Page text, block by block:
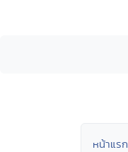
หน้าแรก